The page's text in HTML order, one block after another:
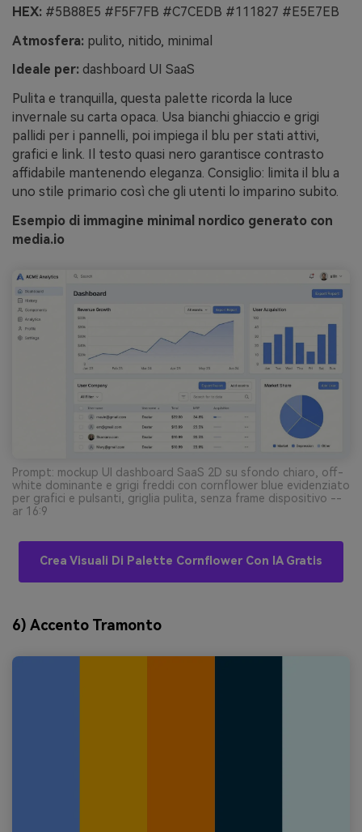
HEX: #5B88E5 #F5F7FB #C7CEDB #111827 #E5E7EB
Atmosfera: pulito, nitido, minimal
Ideale per: dashboard UI SaaS
Pulita e tranquilla, questa palette ricorda la luce
invernale su carta opaca. Usa bianchi ghiaccio e grigi
pallidi per i pannelli, poi impiega il blu per stati attivi,
grafici e link. Il testo quasi nero garantisce contrasto
affidabile mantenendo eleganza. Consiglio: limita il blu a
uno stile primario così che gli utenti lo imparino subito.
Esempio di immagine minimal nordico generato con
media.io
Prompt: mockup UI dashboard SaaS 2D su sfondo chiaro, off-
white dominante e grigi freddi con cornflower blue evidenziato
per grafici e pulsanti, griglia pulita, senza frame dispositivo --
ar 16:9
Crea Visuali Di Palette Cornflower Con IA Gratis
6) Accento Tramonto